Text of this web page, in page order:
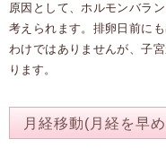
原因として、ホルモンバラ
考えられます。排卵日前に
わけではありませんが、子
ります。
月経移動(月経を早